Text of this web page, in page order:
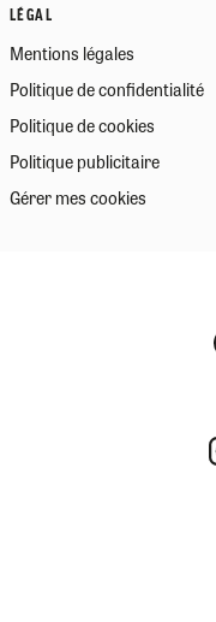
LÉGAL
Mentions légales
Politique de confidentialité
Politique de cookies
Politique publicitaire
Gérer mes cookies